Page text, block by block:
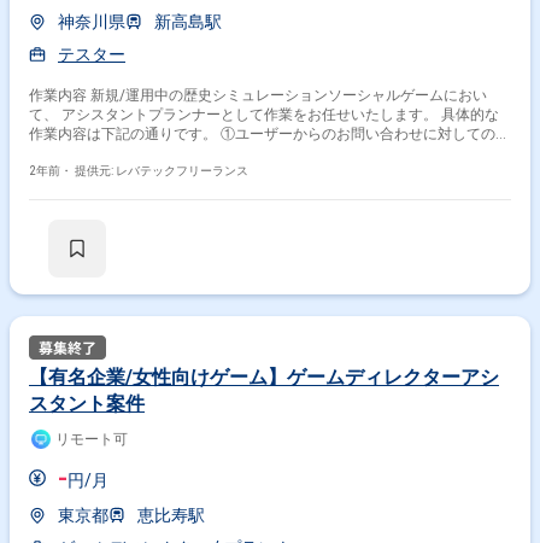
神奈川県
新高島駅
テスター
作業内容 新規/運用中の歴史シミュレーションソーシャルゲームにおい
て、 アシスタントプランナーとして作業をお任せいたします。 具体的な
作業内容は下記の通りです。 ①ユーザーからのお問い合わせに対しての返
る、メンテナンス対応、告知掲載
2年前・ 提供元: レバテックフリーランス
【有名企業/女性向けゲーム】ゲームディレクターアシ
スタント案件
リモート可
-円/月
東京都
恵比寿駅